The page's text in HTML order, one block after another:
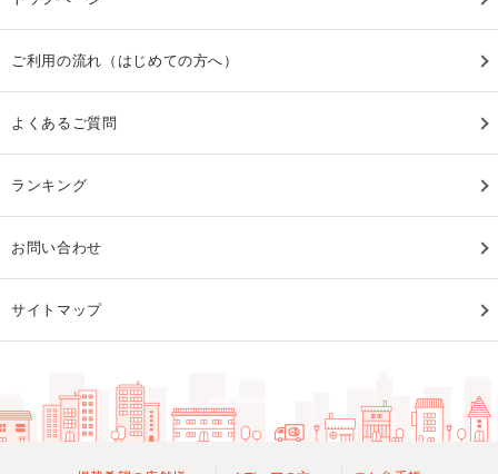
ご利用の流れ（はじめての方へ）
よくあるご質問
ランキング
お問い合わせ
サイトマップ